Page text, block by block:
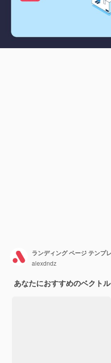
alexdndz
あなたにおすすめのベクトル